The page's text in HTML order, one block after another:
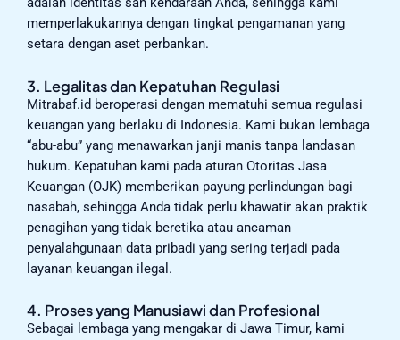
memperlakukannya dengan tingkat pengamanan yang
setara dengan aset perbankan.
3. Legalitas dan Kepatuhan Regulasi
Mitrabaf.id beroperasi dengan mematuhi semua regulasi
keuangan yang berlaku di Indonesia. Kami bukan lembaga
“abu-abu” yang menawarkan janji manis tanpa landasan
hukum. Kepatuhan kami pada aturan Otoritas Jasa
Keuangan (OJK) memberikan payung perlindungan bagi
nasabah, sehingga Anda tidak perlu khawatir akan praktik
penagihan yang tidak beretika atau ancaman
penyalahgunaan data pribadi yang sering terjadi pada
layanan keuangan ilegal.
4. Proses yang Manusiawi dan Profesional
Sebagai lembaga yang mengakar di Jawa Timur, kami